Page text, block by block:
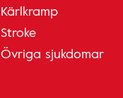
Kärlkramp
Stroke
Övriga sjukdomar